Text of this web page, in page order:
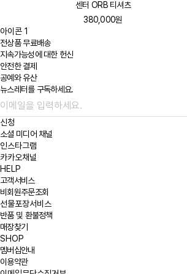
센터 ORB 티셔츠
380,000원
아이콘 1
전상품 무료배송
지속가능성에 대한 헌신
안전한 결제
공예와 유산
뉴스레터를 구독하세요.
신청
소셜 미디어 채널
인스타그램
카카오채널
HELP
고객서비스
비회원주문조회
선물포장서비스
반품 및 환불정책
매장찾기
SHOP
멤버십안내
이용약관